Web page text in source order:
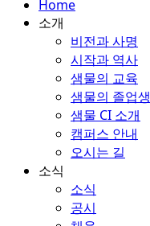
Home
소개
비전과 사명
시작과 역사
샘물의 교육
샘물의 졸업생
샘물 CI 소개
캠퍼스 안내
오시는 길
소식
소식
공시